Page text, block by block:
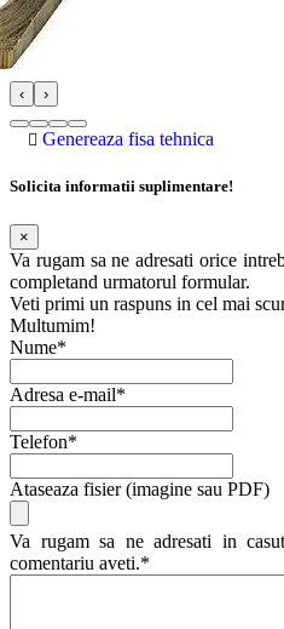
‹ ›
Genereaza fisa tehnica
Solicita informatii suplimentare!
×
Va rugam sa ne adresati orice
completand urmatorul formular.
Veti primi un raspuns in cel mai
Multumim!
Nume*
Adresa e-mail*
Telefon*
Ataseaza fisier (imagine sau PDF)
Va rugam sa ne adresati in
comentariu aveti.*